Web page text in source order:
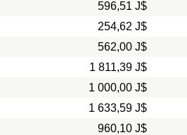
596,51 J$
254,62 J$
562,00 J$
1 811,39 J$
1 000,00 J$
1 633,59 J$
960,10 J$